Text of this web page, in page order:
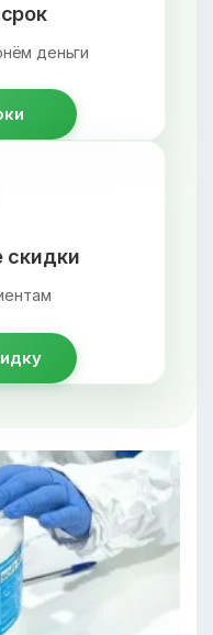
деньги
скидки